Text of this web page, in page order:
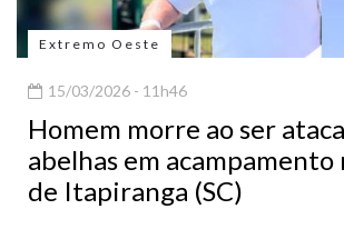
Extremo Oeste
15/03/2026 - 11h46
Homem morre ao ser
abelhas em
de Itapiranga (SC)